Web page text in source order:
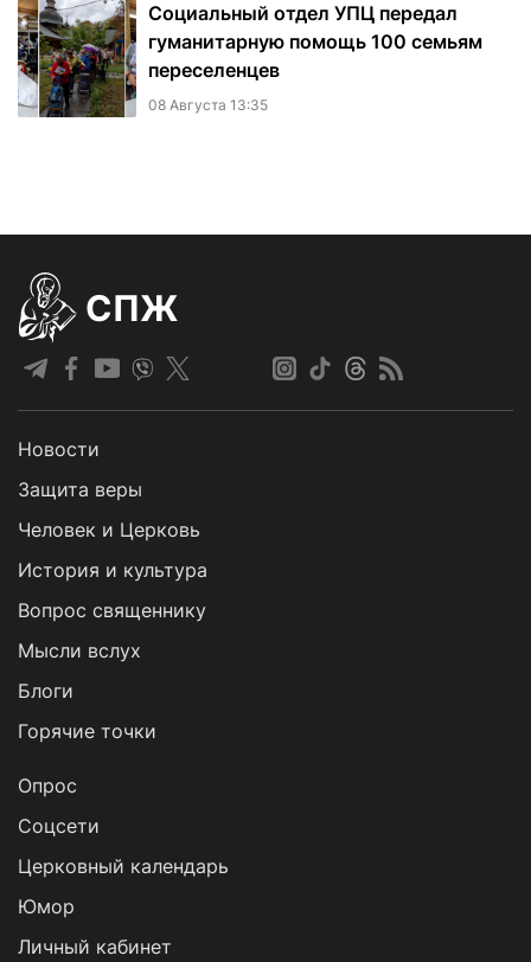
Социальный отдел УПЦ передал
гуманитарную помощь 100 семьям
переселенцев
08 Августа 13:35
СПЖ
Новости
Защита веры
Человек и Церковь
История и культура
Вопрос священнику
Мысли вслух
Блоги
Горячие точки
Опрос
Cоцсети
Церковный календарь
Юмор
Личный кабинет